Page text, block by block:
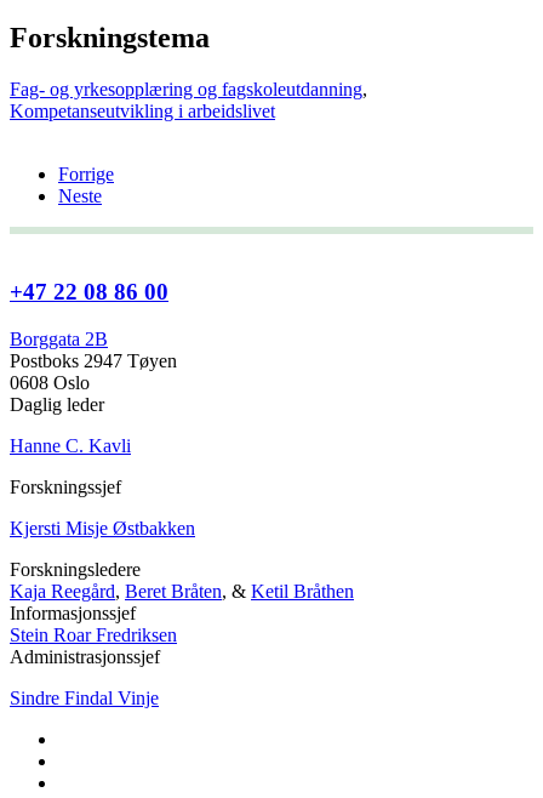
Forskningstema
Fag- og yrkesopplæring og fagskoleutdanning,
Kompetanseutvikling i arbeidslivet
Forrige
Neste
+47 22 08 86 00
Borggata 2B
Postboks 2947 Tøyen
0608 Oslo
Daglig leder
Hanne C. Kavli
Forskningssjef
Kjersti Misje Østbakken
Forskningsledere
Kaja Reegård, Beret Bråten, & Ketil Bråthen
Informasjonssjef
Stein Roar Fredriksen
Administrasjonssjef
Sindre Findal Vinje